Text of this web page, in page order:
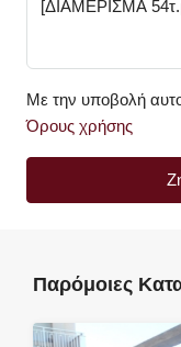
Με την υποβολή
Όρους χρήσης
Παρόμοιες